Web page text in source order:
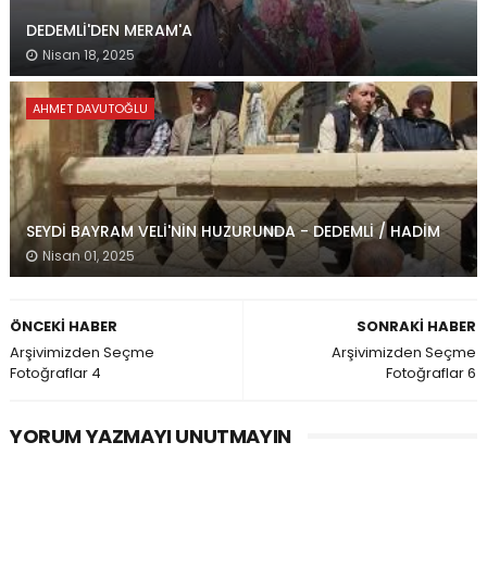
DEDEMLİ'DEN MERAM'A
Nisan 18, 2025
AHMET DAVUTOĞLU
SEYDİ BAYRAM VELİ'NİN HUZURUNDA - DEDEMLİ / HADİM
Nisan 01, 2025
SONRAKI HABER
Arşivimizden Seçme
Fotoğraflar 6
ÖNCEKI HABER
Arşivimizden Seçme
Fotoğraflar 4
YORUM YAZMAYI UNUTMAYIN